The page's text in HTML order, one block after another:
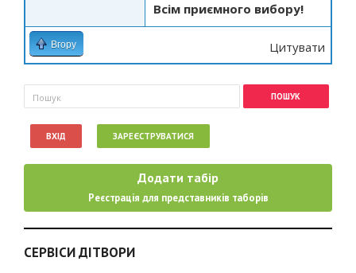
Всім приємного вибору!
Вгору Цитувати
Пошукова форма
Пошук
ВХІД ЗАРЕЄСТРУВАТИСЯ
Додати табір
Реєстрація для представників таборів
СЕРВІСИ ДІТВОРИ